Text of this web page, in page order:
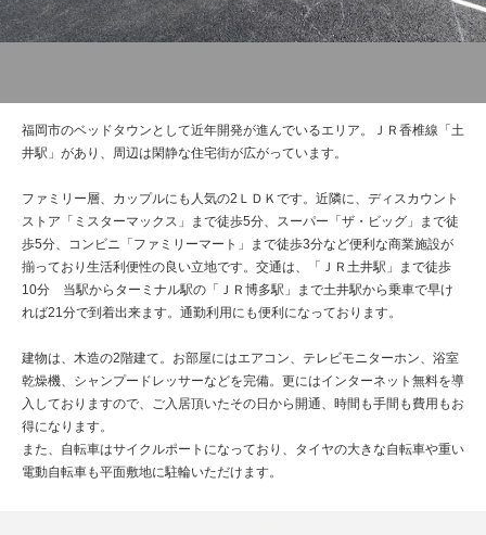
閉じる
福岡市のベッドタウンとして近年開発が進んでいるエリア。ＪＲ香椎線「土
井駅」があり、周辺は閑静な住宅街が広がっています。
ファミリー層、カップルにも人気の2ＬＤＫです。近隣に、ディスカウント
ストア「ミスターマックス」まで徒歩5分、スーパー「ザ・ビッグ」まで徒
歩5分、コンビニ「ファミリーマート」まで徒歩3分など便利な商業施設が
揃っており生活利便性の良い立地です。交通は、「ＪＲ土井駅」まで徒歩
10分 当駅からターミナル駅の「ＪＲ博多駅」まで土井駅から乗車で早け
れば21分で到着出来ます。通勤利用にも便利になっております。
建物は、木造の2階建て。お部屋にはエアコン、テレビモニターホン、浴室
乾燥機、シャンプードレッサーなどを完備。更にはインターネット無料を導
入しておりますので、ご入居頂いたその日から開通、時間も手間も費用もお
得になります。
また、自転車はサイクルポートになっており、タイヤの大きな自転車や重い
電動自転車も平面敷地に駐輪いただけます。